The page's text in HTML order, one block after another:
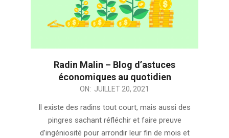
Radin Malin – Blog d’astuces
économiques au quotidien
ON: JUILLET 20, 2021
Il existe des radins tout court, mais aussi des
pingres sachant réfléchir et faire preuve
d’ingéniosité pour arrondir leur fin de mois et